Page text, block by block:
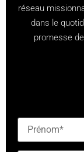
réseau
dans le
promesse